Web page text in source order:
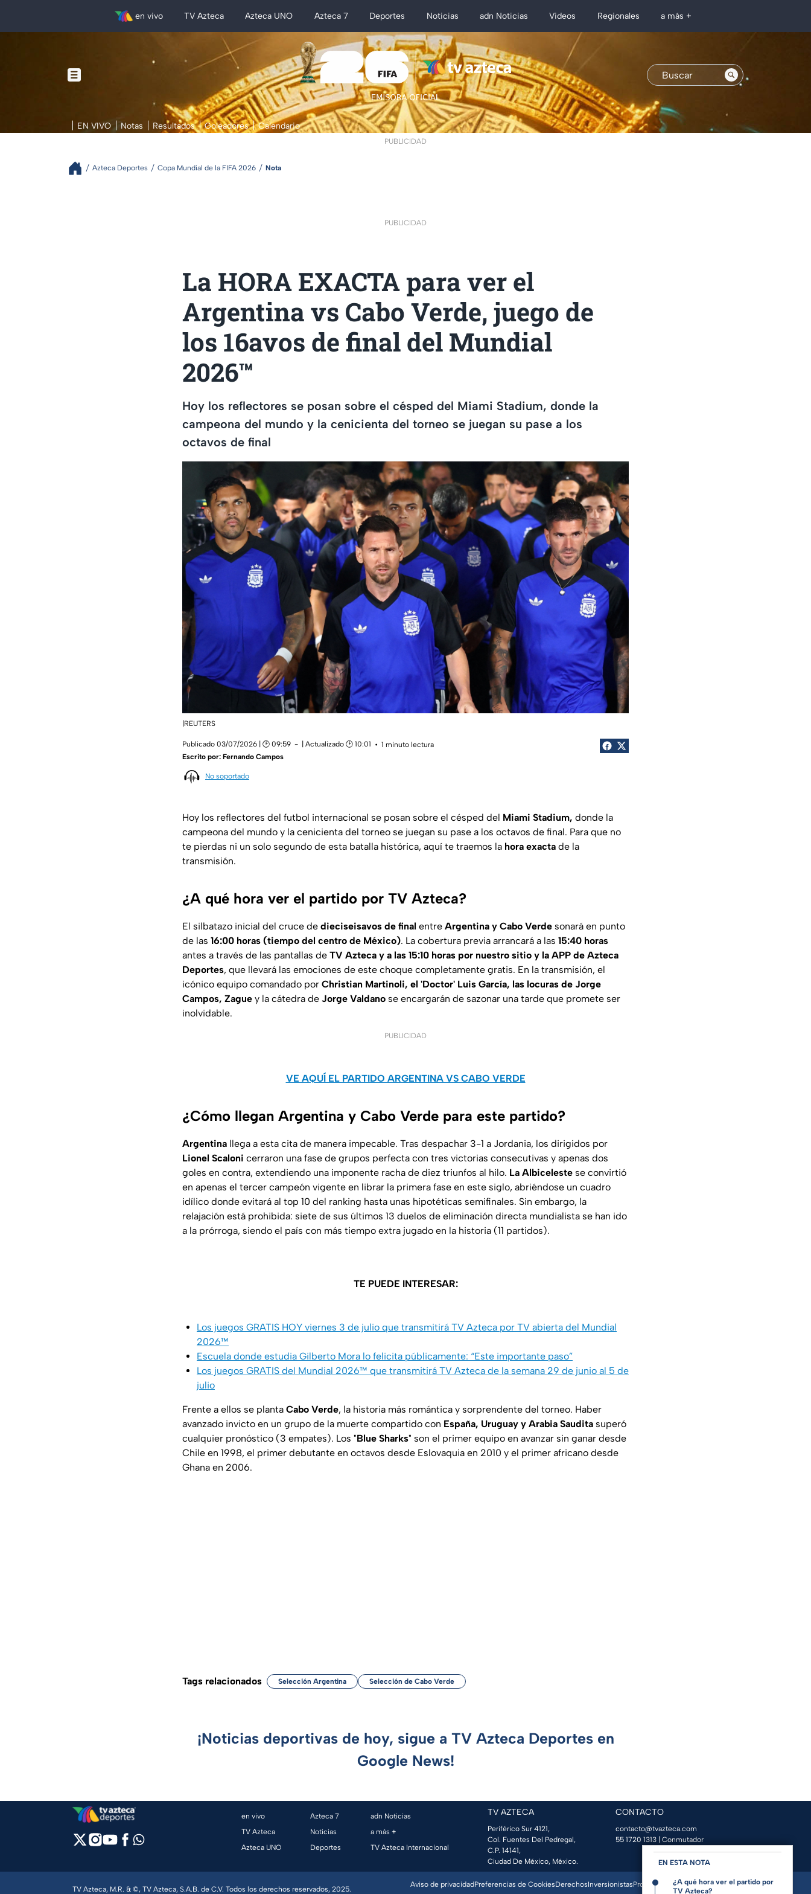
en vivo TV Azteca Azteca UNO Azteca 7 Deportes Noticias adn Noticias Videos Regionales a más +
EN VIVO Notas Resultados Goleadores Calendario
PUBLICIDAD
Azteca Deportes Copa Mundial de la FIFA 2026 Nota
PUBLICIDAD
La HORA EXACTA para ver el
Argentina vs Cabo Verde, juego de
los 16avos de final del Mundial
2026™
Hoy los reflectores se posan sobre el césped del Miami Stadium, donde la
campeona del mundo y la cenicienta del torneo se juegan su pase a los
octavos de final
|REUTERS
Publicado 03/07/2026 | 🕑 09:59 | Actualizado 🕑 10:01
1 minuto lectura
Escrito por: Fernando Campos
No soportado
EN ESTA NOTA
¿A qué hora ver el partido por
TV Azteca?
Hoy los reflectores del futbol internacional se posan sobre el césped del Miami Stadium, donde la
campeona del mundo y la cenicienta del torneo se juegan su pase a los octavos de final. Para que no
te pierdas ni un solo segundo de esta batalla histórica, aquí te traemos la hora exacta de la
transmisión.
¿A qué hora ver el partido por TV Azteca?
El silbatazo inicial del cruce de dieciseisavos de final entre Argentina y Cabo Verde sonará en punto
de las 16:00 horas (tiempo del centro de México). La cobertura previa arrancará a las 15:40 horas
antes a través de las pantallas de TV Azteca y a las 15:10 horas por nuestro sitio y la APP de Azteca
Deportes, que llevará las emociones de este choque completamente gratis. En la transmisión, el
icónico equipo comandado por Christian Martinoli, el 'Doctor' Luis García, las locuras de Jorge
Campos, Zague y la cátedra de Jorge Valdano se encargarán de sazonar una tarde que promete ser
inolvidable.
PUBLICIDAD
VE AQUÍ EL PARTIDO ARGENTINA VS CABO VERDE
¿Cómo llegan Argentina y Cabo Verde para este partido?
Argentina llega a esta cita de manera impecable. Tras despachar 3-1 a Jordania, los dirigidos por
Lionel Scaloni cerraron una fase de grupos perfecta con tres victorias consecutivas y apenas dos
goles en contra, extendiendo una imponente racha de diez triunfos al hilo. La Albiceleste se convirtió
en apenas el tercer campeón vigente en librar la primera fase en este siglo, abriéndose un cuadro
idílico donde evitará al top 10 del ranking hasta unas hipotéticas semifinales. Sin embargo, la
relajación está prohibida: siete de sus últimos 13 duelos de eliminación directa mundialista se han ido
a la prórroga, siendo el país con más tiempo extra jugado en la historia (11 partidos).
TE PUEDE INTERESAR:
Los juegos GRATIS HOY viernes 3 de julio que transmitirá TV Azteca por TV abierta del Mundial
2026™
Escuela donde estudia Gilberto Mora lo felicita públicamente: “Este importante paso”
Los juegos GRATIS del Mundial 2026™ que transmitirá TV Azteca de la semana 29 de junio al 5 de
julio
Frente a ellos se planta Cabo Verde, la historia más romántica y sorprendente del torneo. Haber
avanzado invicto en un grupo de la muerte compartido con España, Uruguay y Arabia Saudita superó
cualquier pronóstico (3 empates). Los "Blue Sharks" son el primer equipo en avanzar sin ganar desde
Chile en 1998, el primer debutante en octavos desde Eslovaquia en 2010 y el primer africano desde
Ghana en 2006.
Tags relacionados Selección Argentina Selección de Cabo Verde
¡Noticias deportivas de hoy, sigue a TV Azteca Deportes en
Google News!
en vivo
TV Azteca
Azteca UNO
Azteca 7
Noticias
Deportes
adn Noticias
a más +
TV Azteca Internacional
TV AZTECA
Periférico Sur 4121,
Col. Fuentes Del Pedregal,
C.P. 14141,
Ciudad De México, México.
CONTACTO
contacto@tvazteca.com
55 1720 1313 | Conmutador
TV Azteca, M.R. & ©, TV Azteca, S.A.B. de C.V. Todos los derechos reservados, 2025.
Aviso de privacidadPreferencias de CookiesDerechosInversionistasPromo Espacio